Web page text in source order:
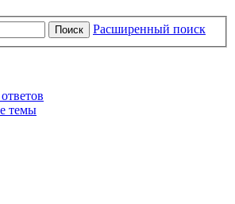
Поиск Расширенный поиск
темы